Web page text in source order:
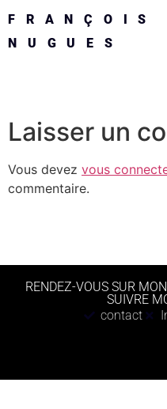
FRANÇOIS
NUGUES
Laisser un
Vous devez vous
commentaire.
RENDEZ-VOUS SUR
SUIVRE
contact